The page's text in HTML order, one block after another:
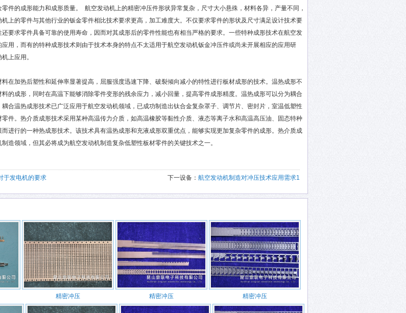
件的成形能力和成形质量。 航空发动机上的精密冲压件形状异常复杂，尺寸大小悬殊，材料各异，产量不同，
上的零件与其他行业的钣金零件相比技术要求更高，加工难度大。不仅要求零件的形状及尺寸满足设计技术要
要求零件具备可靠的使用寿命，因而对其成形后的零件性能也有相当严格的要求。一些特种成形技术在航空发
用，而有的特种成形技术则由于技术本身的特点不太适用于航空发动机钣金冲压件或尚未开展相应的应用研
上应用。
在加热后塑性和延伸率显著提高，屈服强度迅速下降、破裂倾向减小的特性进行板材成形的技术。温热成形不
的成形，同时在高温下能够消除零件变形的残余应力，减小回量，提高零件成形精度。温热成形可以分为耦合
合温热成形技术已广泛应用于航空发动机领域，已成功制造出钛合金复杂罩子、调节片、密封片，室温低塑性
件。热介质成形技术采用某种高温传力介质，如高温橡胶等黏性介质、液态等离子水和高温高压油、固态特种
进行的一种热成形技术。该技术具有温热成形和充液成形双重优点，能够实现更加复杂零件的成形。热介质成
造领域，但其必将成为航空发动机制造复杂低塑性板材零件的关键技术之一。
于发电机的要求 下一设备： 航空发动机制造对冲压技术应用需求1
精密冲压 精密冲压 精密冲压